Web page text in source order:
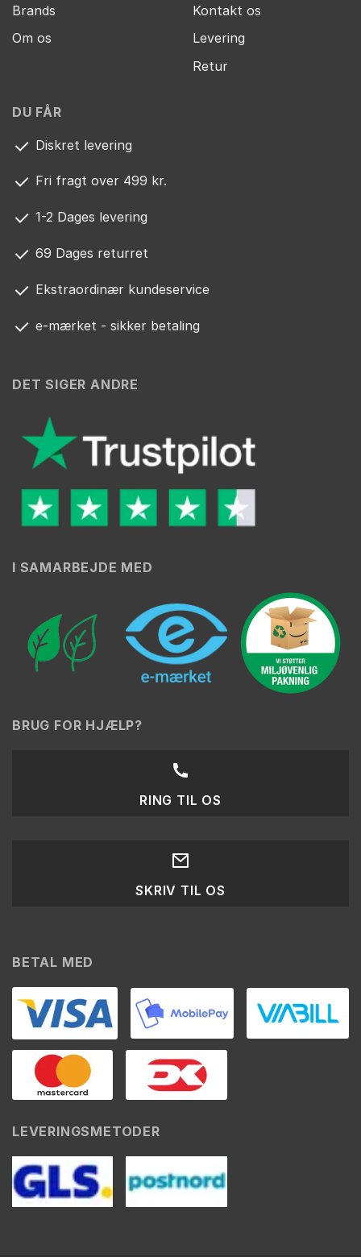
Brands
Om os
Kontakt os
Levering
Retur
DU FÅR
Diskret levering
Fri fragt over 499 kr.
1-2 Dages levering
69 Dages returret
Ekstraordinær kundeservice
e-mærket - sikker betaling
DET SIGER ANDRE
I SAMARBEJDE MED
BRUG FOR HJÆLP?
RING TIL OS
SKRIV TIL OS
BETAL MED
LEVERINGSMETODER